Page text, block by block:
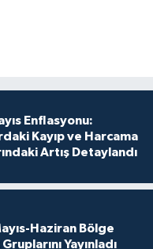
Enflasyonu:
Kayıp ve Harcama
Artış Detaylandı
Haziran Bölge
Yayınladı